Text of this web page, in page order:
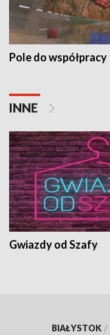
Pole do współpracy
INNE
Gwiazdy od Szafy
BIAŁYSTOK /